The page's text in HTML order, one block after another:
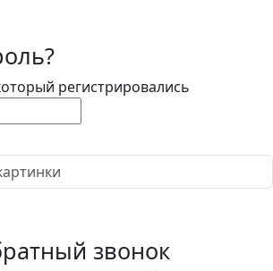
регистрировались
звонок